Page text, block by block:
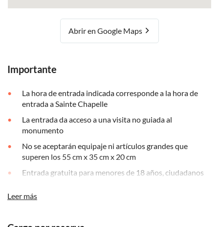
Abrir en Google Maps
Importante
La hora de entrada indicada corresponde a la hora de
entrada a Sainte Chapelle
La entrada da acceso a una visita no guiada al
monumento
No se aceptarán equipaje ni artículos grandes que
superen los 55 cm x 35 cm x 20 cm
Entrada gratuita para menores de 18 años, ciudadanos
acompañantes, desempleados franceses y titulares del
Leer más